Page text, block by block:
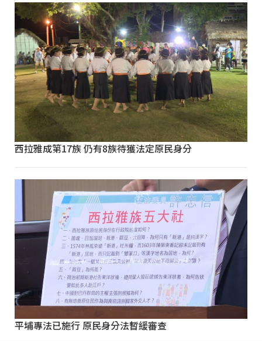
西拉雅成第17族 仍有8族待獲法定原民身分
平埔專法已施行 原民身分法暫緩審查